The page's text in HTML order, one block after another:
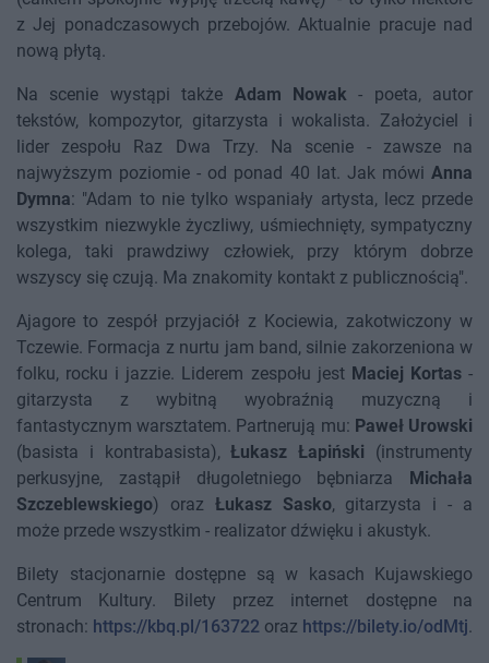
z Jej ponadczasowych przebojów. Aktualnie pracuje nad
nową płytą.
Na scenie wystąpi także Adam Nowak - poeta, autor
tekstów, kompozytor, gitarzysta i wokalista. Założyciel i
lider zespołu Raz Dwa Trzy. Na scenie - zawsze na
najwyższym poziomie - od ponad 40 lat. Jak mówi Anna
Dymna: "Adam to nie tylko wspaniały artysta, lecz przede
wszystkim niezwykle życzliwy, uśmiechnięty, sympatyczny
kolega, taki prawdziwy człowiek, przy którym dobrze
wszyscy się czują. Ma znakomity kontakt z publicznością".
Ajagore to zespół przyjaciół z Kociewia, zakotwiczony w
Tczewie. Formacja z nurtu jam band, silnie zakorzeniona w
folku, rocku i jazzie. Liderem zespołu jest Maciej Kortas-
gitarzysta z wybitną wyobraźnią muzyczną i
fantastycznym warsztatem. Partnerują mu: Paweł Urowski
(basista i kontrabasista),Łukasz Łapiński (instrumenty
perkusyjne, zastąpił długoletniego bębniarza
Michała
Szczeblewskiego) oraz Łukasz Sasko, gitarzysta i - a
może przede wszystkim - realizator dźwięku i akustyk.
Bilety stacjonarnie dostępne są w kasach Kujawskiego
Centrum Kultury. Bilety przez internet dostępne na
stronach: https://kbq.pl/163722 oraz https://bilety.io/odMtj.